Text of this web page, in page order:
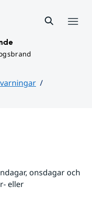
onsdagar och
eller